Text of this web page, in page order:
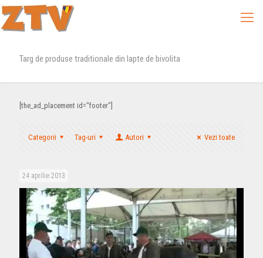
Targ de produse traditionale din lapte de bivolita
[the_ad_placement id="footer"]
Categorii Tag-uri Autori Vezi toate
24 aprilie 2013